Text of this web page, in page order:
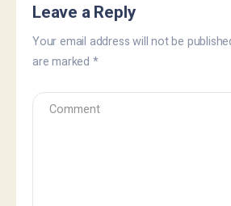
Leave a Reply
Your email address will not be
are marked *